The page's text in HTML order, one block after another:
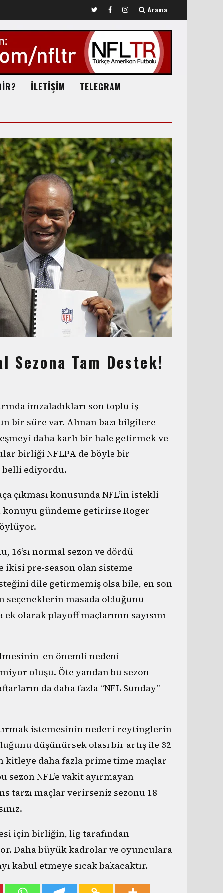
Arama
İLETİŞİM TELEGRAM
Sezona Tam Destek!
imzaladıkları son toplu iş
bir süre var. Alınan bazı bilgilere
daha karlı bir hale getirmek ve
birliği NFLPA de böyle bir
belli ediyordu.
çıkması konusunda NFL’in istekli
gündeme getirirse Roger
16’sı normal sezon ve dördü
ikisi pre-season olan sisteme
dile getirmemiş olsa bile, en son
seçeneklerin masada olduğunu
olarak playoff maçlarının sayısını
en önemli nedeni
oluşu. Öte yandan bu sezon
da daha fazla “NFL Sunday”
istemesinin nedeni reytinglerin
düşünürsek olası bir artış ile 32
kitleye daha fazla prime time maçlar
sezon NFL’e vakit ayırmayan
tarzı maçlar verirseniz sezonu 18
için birliğin, lig tarafından
Daha büyük kadrolar ve oyunculara
kabul etmeye sıcak bakacaktır.